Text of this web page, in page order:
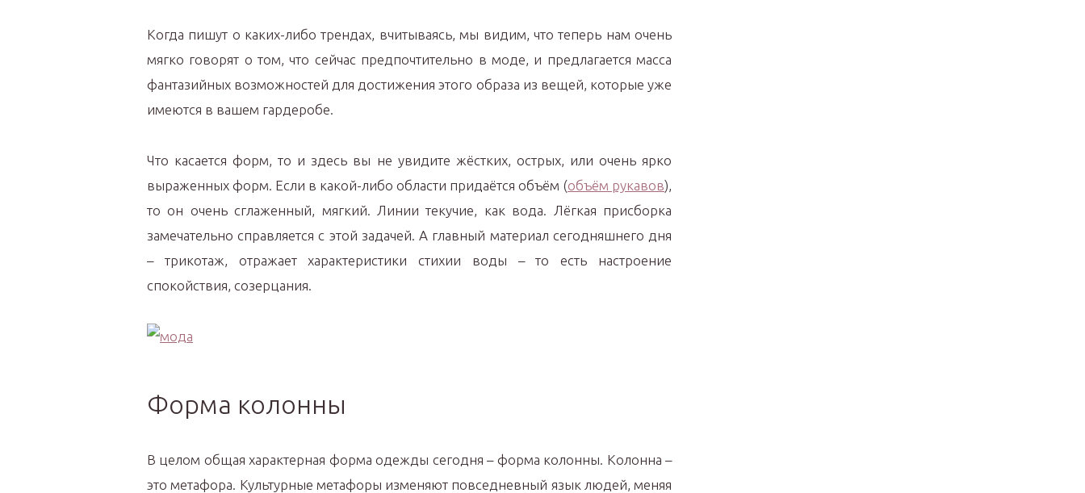
Когда пишут о каких-либо трендах, вчитываясь, мы видим, что теперь нам очень
мягко говорят о том, что сейчас предпочтительно в моде, и предлагается масса
фантазийных возможностей для достижения этого образа из вещей, которые уже
имеются в вашем гардеробе.
Что касается форм, то и здесь вы не увидите жёстких, острых, или очень ярко
выраженных форм. Если в какой-либо области придаётся объём (объём рукавов),
то он очень сглаженный, мягкий. Линии текучие, как вода. Лёгкая присборка
замечательно справляется с этой задачей. А главный материал сегодняшнего дня
– трикотаж, отражает характеристики стихии воды – то есть настроение
спокойствия, созерцания.
Форма колонны
В целом общая характерная форма одежды сегодня – форма колонны. Колонна –
это метафора. Культурные метафоры изменяют повседневный язык людей, меняя